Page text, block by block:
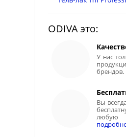
ODIVA это:
У нас
брендов.
Вы
любую